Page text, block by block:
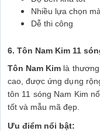
Nhiều lựa chọn
Dễ thi công
6. Tôn Nam Kim 11
Tôn Nam Kim là
cao, được ứng dụng
tôn 11 sóng Nam Kim
tốt và mẫu mã đẹp.
Ưu điểm nổi bật: